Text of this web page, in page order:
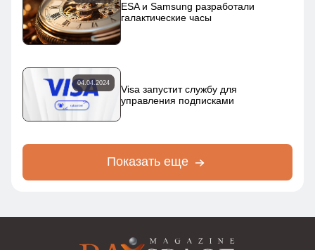
ESA и Samsung разработали
галактические часы
04.04.2024
Visa запустит службу для
управления подписками
Показать еще